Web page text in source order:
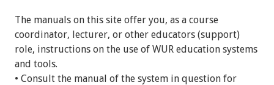
The manuals on this site offer you, as a course
coordinator, lecturer, or other educators (support)
role, instructions on the use of WUR education systems
and tools.
• Consult the manual of the system in question for